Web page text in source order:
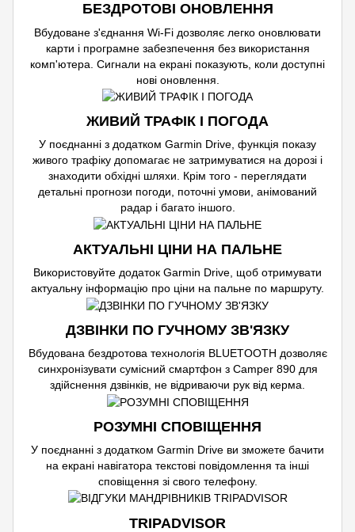
БЕЗДРОТОВІ ОНОВЛЕННЯ
Вбудоване з'єднання Wi-Fi дозволяє легко оновлювати
карти і програмне забезпечення без використання
комп'ютера. Сигнали на екрані показують, коли доступні
нові оновлення.
ЖИВИЙ ТРАФІК І ПОГОДА
У поєднанні з додатком Garmin Drive, функція показу
живого трафіку допомагає не затримуватися на дорозі і
знаходити обхідні шляхи. Крім того - переглядати
детальні прогнози погоди, поточні умови, анімований
радар і багато іншого.
АКТУАЛЬНІ ЦІНИ НА ПАЛЬНЕ
Використовуйте додаток Garmin Drive, щоб отримувати
актуальну інформацію про ціни на пальне по маршруту.
ДЗВІНКИ ПО ГУЧНОМУ ЗВ'ЯЗКУ
Вбудована бездротова технологія BLUETOOTH дозволяє
синхронізувати сумісний смартфон з Camper 890 для
здійснення дзвінків, не відриваючи рук від керма.
РОЗУМНІ СПОВІЩЕННЯ
У поєднанні з додатком Garmin Drive ви зможете бачити
на екрані навігатора текстові повідомлення та інші
сповіщення зі свого телефону.
TRIPADVISOR